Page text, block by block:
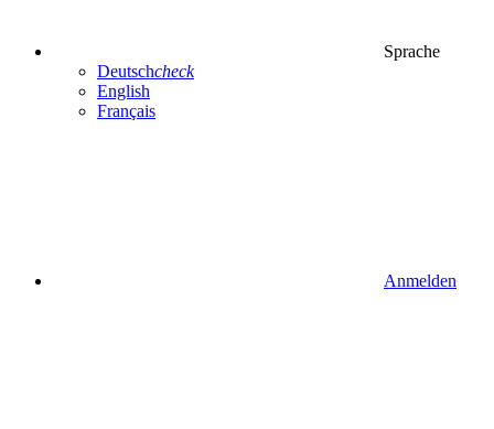
Sprache
Deutschcheck
English
Français
Anmelden